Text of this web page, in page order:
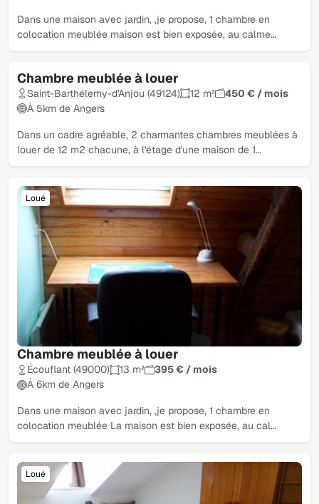
Dans une maison avec jardin, ,je propose, 1 chambre en
colocation meublée maison est bien exposée, au calme…
Chambre meublée à louer
Saint-Barthélemy-d'Anjou (49124) 12 m²
450 € / mois
À 5km de Angers
Dans un cadre agréable, 2 charmantes chambres meublées à
louer de 12 m2 chacune, à l'étage d'une maison de 1…
Chambre meublée à louer
Loué
Écouflant (49000) 13 m²
395 € / mois
À 6km de Angers
Dans une maison avec jardin, ,je propose, 1 chambre en
colocation meublée La maison est bien exposée, au cal…
Loué